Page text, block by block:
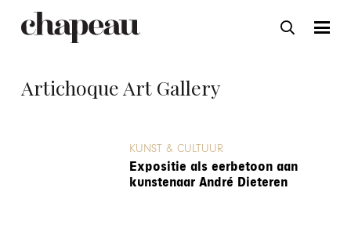
Artichoque Art Gallery
KUNST & CULTUUR
Expositie als eerbetoon aan
kunstenaar André Dieteren